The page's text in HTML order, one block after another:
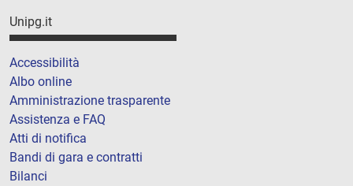
Unipg.it
Accessibilità
Albo online
Amministrazione trasparente
Assistenza e FAQ
Atti di notifica
Bandi di gara e contratti
Bilanci